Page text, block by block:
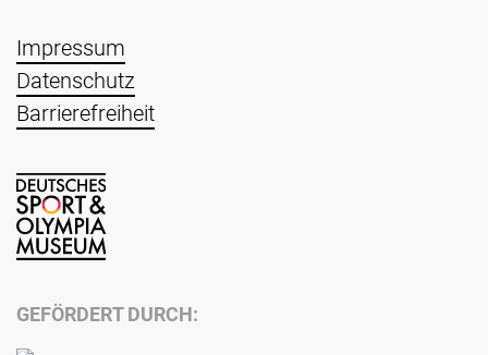
Impressum
Datenschutz
Barrierefreiheit
GEFÖRDERT DURCH: